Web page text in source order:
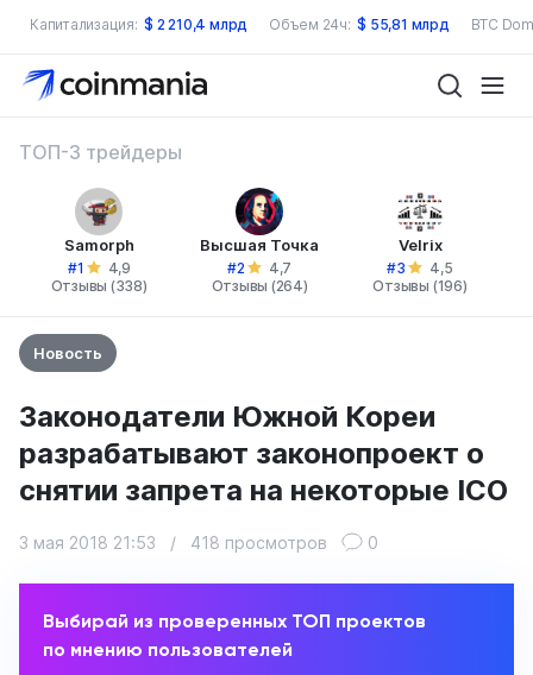
Капитализация: $ 2 210,4 млрд Объем 24ч: $ 55,81 млрд BTC
ТОП-3 трейдеры
Samorph
#1
4,9
Отзывы (338)
Высшая Точка
#2
4,7
Отзывы (264)
Velrix
#3
4,5
Отзывы (196)
Новость
Законодатели Южной Кореи
разрабатывают законопроект о
снятии запрета на некоторые ICO
3 мая 2018 21:53 / 418 просмотров 0
Выбирай из проверенных ТОП проектов
по мнению пользователей